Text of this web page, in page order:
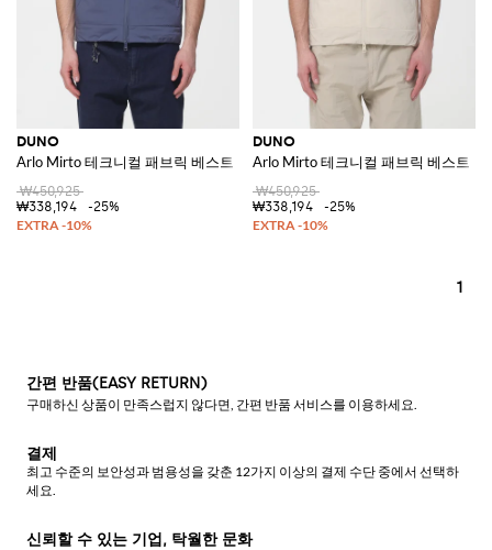
DUNO
Arlo Mirto 테크니컬 패브릭 베스트
₩450,925
₩338,194
-25%
DUNO
Arlo Mirto 테크니컬 패브릭 베스트
₩450,925
₩338,194
-25%
1
간편 반품(EASY RETURN)
구매하신 상품이 만족스럽지 않다면, 간편 반품 서비스를 이용하세요.
결제
최고 수준의 보안성과 범용성을 갖춘 12가지 이상의 결제 수단 중에서 선택하
세요.
신뢰할 수 있는 기업, 탁월한 문화